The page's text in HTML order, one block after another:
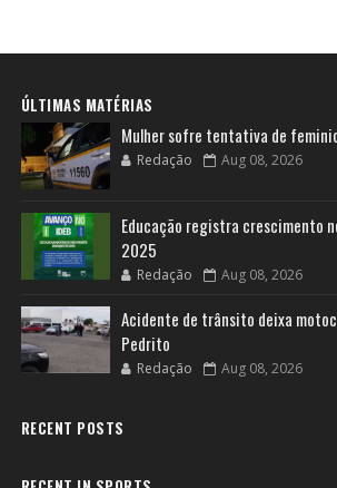
ÚLTIMAS MATÉRIAS
Mulher sofre tentativa de
Redação Aug 08, 2026
Educação registra crescimento
2025
Redação Aug 08, 2026
Acidente de trânsito deixa
Pedrito
Redação Aug 08, 2026
RECENT POSTS